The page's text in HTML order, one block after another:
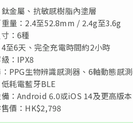
金屬、抗敏感樹脂內塗層
量：2.4至52.8mm / 2.4g至3.6g
：6種
至6天、完全充電時間約2小時
：IPX8
PPG生物辨識感測器、6軸動態感
耗電藍牙BLE
：Android 6.0或iOS 14及更高版本
價：HK$2,798